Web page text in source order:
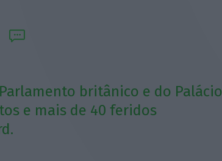
britânico e do Palácio
e mais de 40 feridos